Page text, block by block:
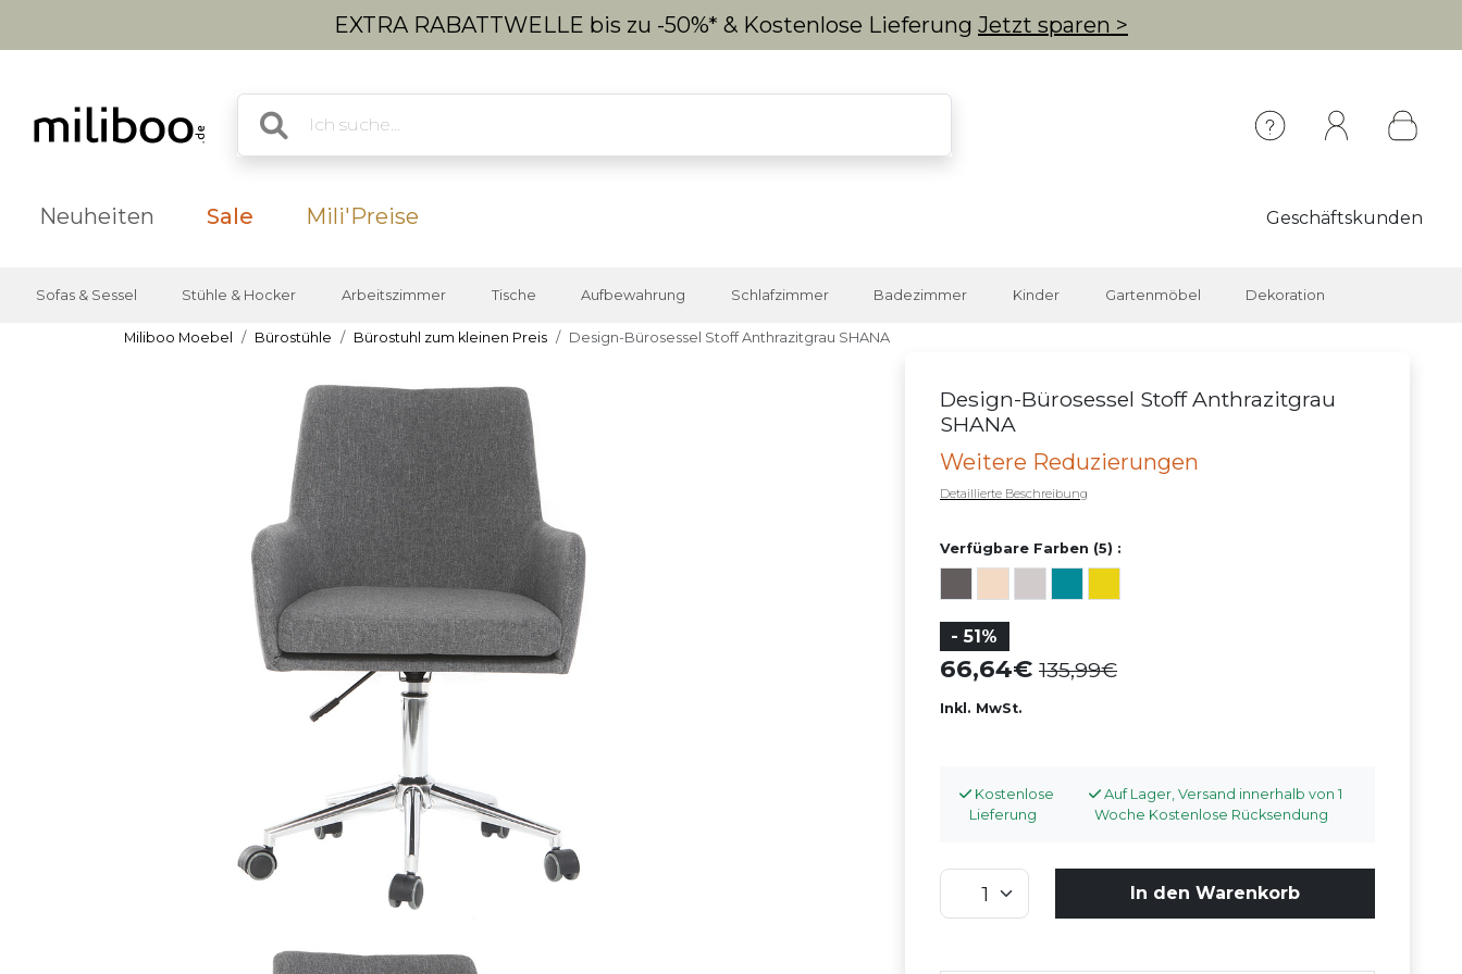
EXTRA RABATTWELLE bis zu -50%* & Kostenlose Lieferung Jetzt sparen >
Neuheiten Sale Mili'Preise Geschäftskunden
Sofas & Sessel Stühle & Hocker Arbeitszimmer Tische Aufbewahrung Schlafzimmer Badezimmer Kinder Gartenmöbel Dekoration
Miliboo Moebel Bürostühle Bürostuhl zum kleinen Preis Design-Bürosessel Stoff Anthrazitgrau SHANA
Design-Bürosessel Stoff Anthrazitgrau
SHANA
Weitere Reduzierungen
Detaillierte Beschreibung
Verfügbare Farben (5) :
- 51%
66,64 135,99
Inkl. MwSt.
Kostenlose
Lieferung
Auf Lager, Versand innerhalb von 1
Woche Kostenlose Rücksendung
In den Warenkorb